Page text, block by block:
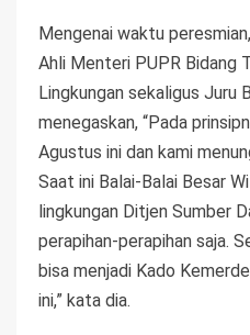
Mengenai waktu
Ahli Menteri PUPR Bidang
Lingkungan sekaligus Juru
menegaskan, “Pada
Agustus ini dan kami
Saat ini Balai-Balai Besar
lingkungan Ditjen Sumber
perapihan-perapihan saja.
bisa menjadi Kado
ini,” kata dia.